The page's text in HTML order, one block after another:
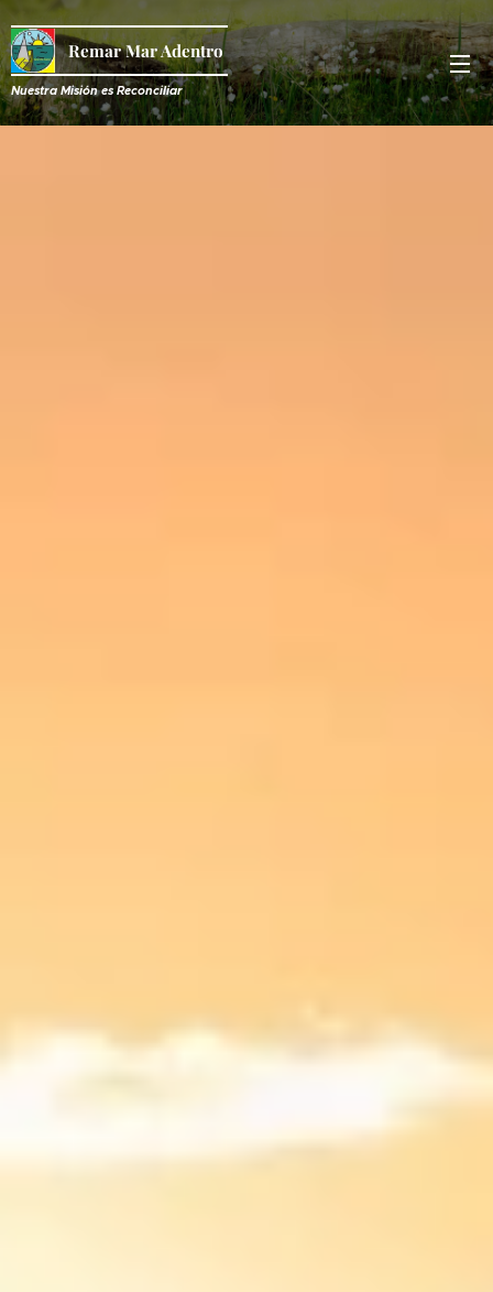
Remar Mar Adentro
Nuestra Misión es Reconciliar